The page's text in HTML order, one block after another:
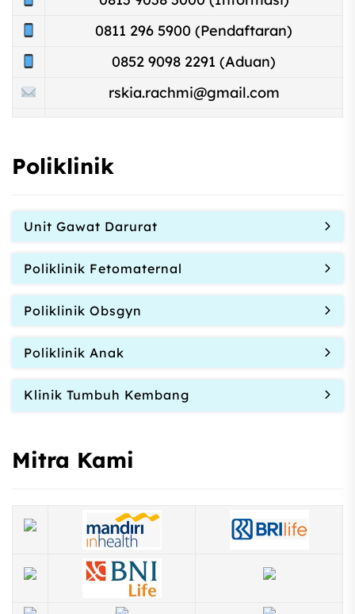
0811 296 5900 (Pendaftaran)
0852 9098 2291 (Aduan)
rskia.rachmi@gmail.com
Poliklinik
Unit Gawat Darurat
Poliklinik Fetomaternal
Poliklinik Obsgyn
Poliklinik Anak
Klinik Tumbuh Kembang
Mitra Kami